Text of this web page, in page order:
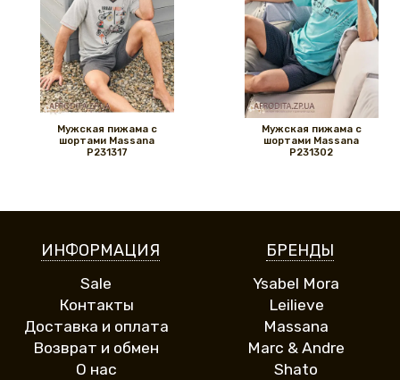
Мужская пижама с
шортами Massana
P231317
Мужская пижама с
шортами Massana
P231302
ИНФОРМАЦИЯ
Sale
Контакты
Доставка и оплата
Возврат и обмен
О нас
БРЕНДЫ
Ysabel Mora
Leilieve
Massana
Marc & Andre
Shato